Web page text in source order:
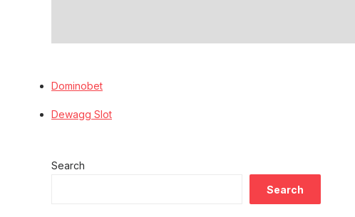
Dominobet
Dewagg Slot
Search
Search